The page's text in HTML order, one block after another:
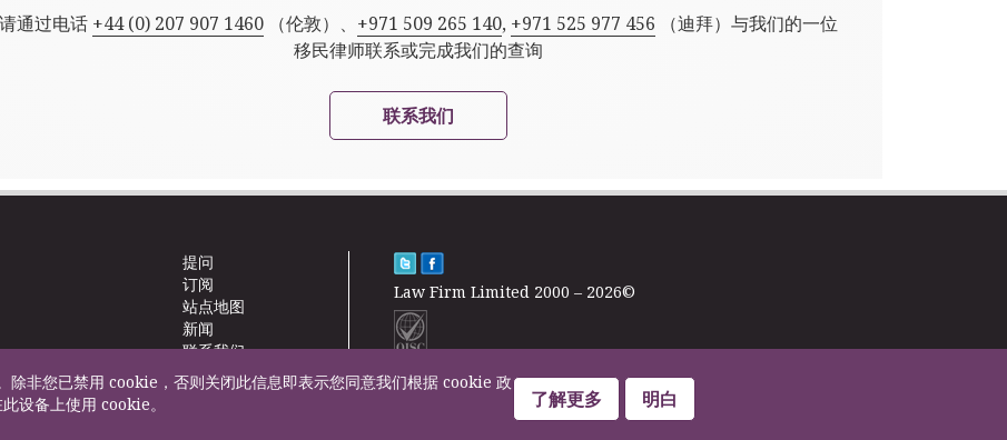
请通过电话 +44 (0) 207 907 1460（伦敦）、 +971 509 265 140, +971 525 977 456 （迪拜）与我们的一位
移民律师联系或完成我们的查询
联系我们
提问
订阅
站点地图
新闻
联系我们
Law Firm Limited 2000 – 2026©
F200500002
非您已禁用 cookie，否则关闭此信息即表示您同意我们根据 cookie 政
设备上使用 cookie。
了解更多 明白